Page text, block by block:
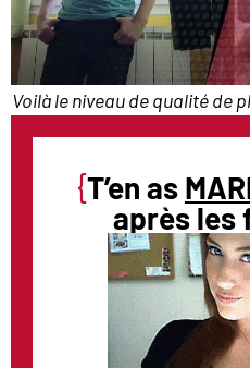
Voilà le niveau de qualité de
{T’en as
après les